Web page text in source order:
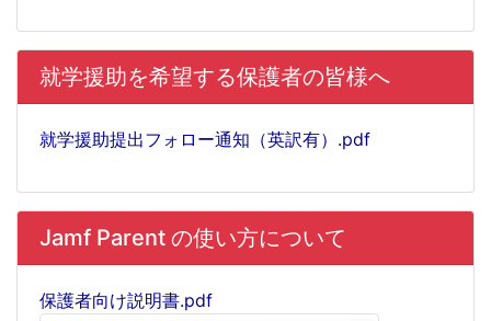
就学援助を希望する保護者の皆様へ
就学援助提出フォロー通知（英訳有）.pdf
Jamf Parent の使い方について
保護者向け説明書.pdf